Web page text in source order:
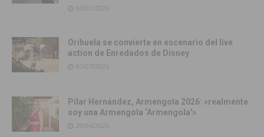
03/07/2026
Orihuela se convierte en escenario del live
action de Enredados de Disney
01/07/2026
Pilar Hernández, Armengola 2026: «realmente
soy una Armengola ‘Armengola'»
29/06/2026